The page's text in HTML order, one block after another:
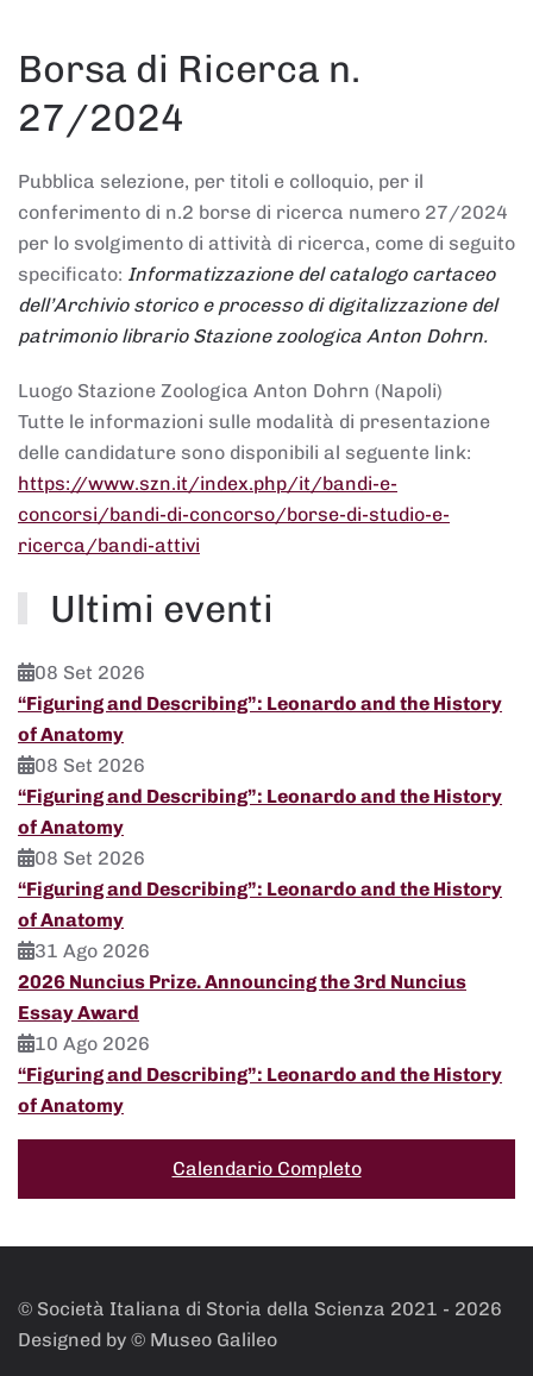
Borsa di Ricerca n.
27/2024
Pubblica selezione, per titoli e colloquio, per il
conferimento di n.2 borse di ricerca numero 27/2024
per lo svolgimento di attività di ricerca, come di seguito
specificato: Informatizzazione del catalogo cartaceo
dell’Archivio storico e processo di digitalizzazione del
patrimonio librario Stazione zoologica Anton Dohrn.
Luogo Stazione Zoologica Anton Dohrn (Napoli)
Tutte le informazioni sulle modalità di presentazione
delle candidature sono disponibili al seguente link:
https://www.szn.it/index.php/it/bandi-e-
concorsi/bandi-di-concorso/borse-di-studio-e-
ricerca/bandi-attivi
Ultimi eventi
08 Set 2026
“Figuring and Describing”: Leonardo and the History
of Anatomy
08 Set 2026
“Figuring and Describing”: Leonardo and the History
of Anatomy
08 Set 2026
“Figuring and Describing”: Leonardo and the History
of Anatomy
31 Ago 2026
2026 Nuncius Prize. Announcing the 3rd Nuncius
Essay Award
10 Ago 2026
“Figuring and Describing”: Leonardo and the History
of Anatomy
Calendario Completo
© Società Italiana di Storia della Scienza 2021 - 2026
Designed by © Museo Galileo